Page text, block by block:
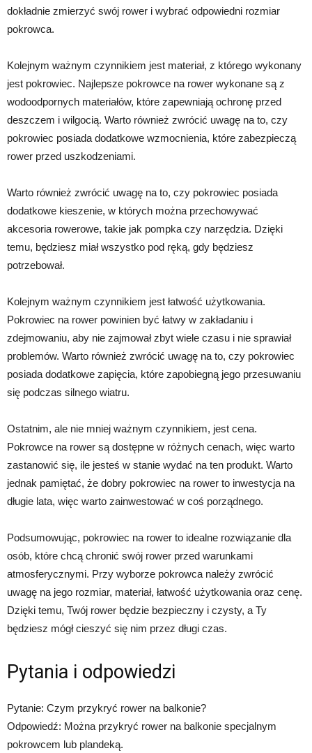
dokładnie zmierzyć swój rower i wybrać odpowiedni rozmiar
pokrowca.
Kolejnym ważnym czynnikiem jest materiał, z którego wykonany
jest pokrowiec. Najlepsze pokrowce na rower wykonane są z
wodoodpornych materiałów, które zapewniają ochronę przed
deszczem i wilgocią. Warto również zwrócić uwagę na to, czy
pokrowiec posiada dodatkowe wzmocnienia, które zabezpieczą
rower przed uszkodzeniami.
Warto również zwrócić uwagę na to, czy pokrowiec posiada
dodatkowe kieszenie, w których można przechowywać
akcesoria rowerowe, takie jak pompka czy narzędzia. Dzięki
temu, będziesz miał wszystko pod ręką, gdy będziesz
potrzebował.
Kolejnym ważnym czynnikiem jest łatwość użytkowania.
Pokrowiec na rower powinien być łatwy w zakładaniu i
zdejmowaniu, aby nie zajmował zbyt wiele czasu i nie sprawiał
problemów. Warto również zwrócić uwagę na to, czy pokrowiec
posiada dodatkowe zapięcia, które zapobiegną jego przesuwaniu
się podczas silnego wiatru.
Ostatnim, ale nie mniej ważnym czynnikiem, jest cena.
Pokrowce na rower są dostępne w różnych cenach, więc warto
zastanowić się, ile jesteś w stanie wydać na ten produkt. Warto
jednak pamiętać, że dobry pokrowiec na rower to inwestycja na
długie lata, więc warto zainwestować w coś porządnego.
Podsumowując, pokrowiec na rower to idealne rozwiązanie dla
osób, które chcą chronić swój rower przed warunkami
atmosferycznymi. Przy wyborze pokrowca należy zwrócić
uwagę na jego rozmiar, materiał, łatwość użytkowania oraz cenę.
Dzięki temu, Twój rower będzie bezpieczny i czysty, a Ty
będziesz mógł cieszyć się nim przez długi czas.
Pytania i odpowiedzi
Pytanie: Czym przykryć rower na balkonie?
Odpowiedź: Można przykryć rower na balkonie specjalnym
pokrowcem lub plandeką.